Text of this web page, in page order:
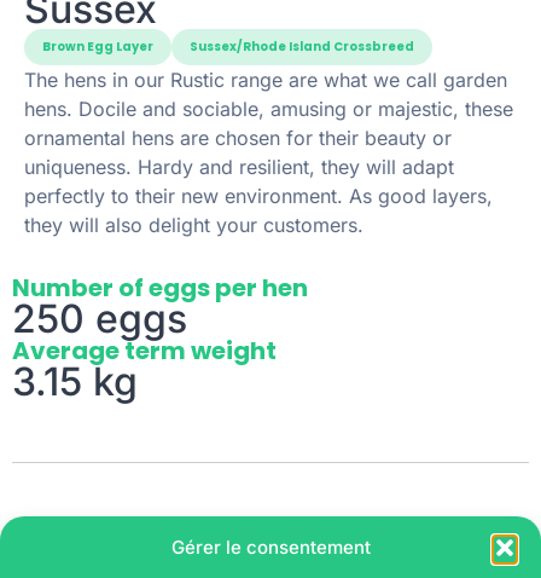
Gérer le consentement
Brown Egg Layer Sussex/Rhode Island Crossbreed
The hens in our Rustic range are what we call garden
hens. Docile and sociable, amusing or majestic, these
ornamental hens are chosen for their beauty or
uniqueness. Hardy and resilient, they will adapt
perfectly to their new environment. As good layers,
they will also delight your customers.
Number of eggs per hen
250 eggs
Average term weight
3.15 kg
Age at start of laying: 21
Weight: 1.750 kg at 20